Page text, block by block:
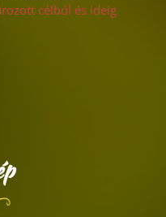
célból és ideig